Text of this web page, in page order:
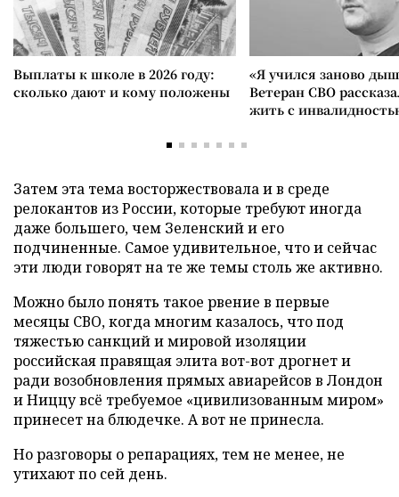
Выплаты к школе в 2026 году:
сколько дают и кому положены
«Я учился заново
Ветеран СВО
жить с
Затем эта тема восторжествовала и в среде
релокантов из России, которые требуют иногда
даже большего, чем Зеленский и его
подчиненные. Самое удивительное, что и сейчас
эти люди говорят на те же темы столь же активно.
Можно было понять такое рвение в первые
месяцы СВО, когда многим казалось, что под
тяжестью санкций и мировой изоляции
российская правящая элита вот-вот дрогнет и
ради возобновления прямых авиарейсов в Лондон
и Ниццу всё требуемое «цивилизованным миром»
принесет на блюдечке. А вот не принесла.
Но разговоры о репарациях, тем не менее, не
утихают по сей день.